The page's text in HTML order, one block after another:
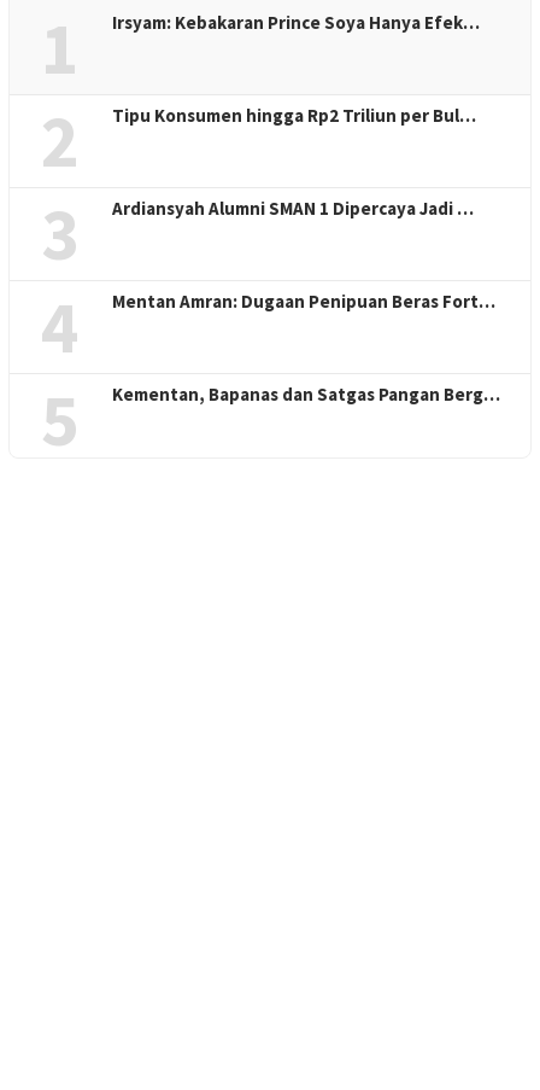
1 Irsyam: Kebakaran Prince Soya Hanya Efek…
2 Tipu Konsumen hingga Rp2 Triliun per Bul…
3 Ardiansyah Alumni SMAN 1 Dipercaya Jadi …
4 Mentan Amran: Dugaan Penipuan Beras Fort…
5 Kementan, Bapanas dan Satgas Pangan Berg…